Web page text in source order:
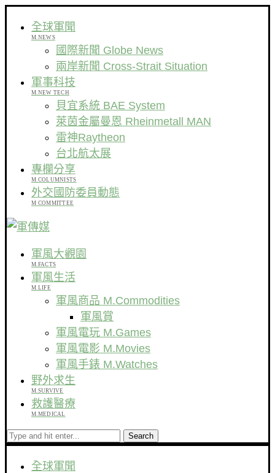
全球軍聞
M.NEWS
國際新聞 Globe News
兩岸新聞 Cross-Strait Situation
軍事科技
M.NEW TECH
貝宜系統 BAE System
萊茵金屬曼恩 Rheinmetall MAN
雷神Raytheon
台北航太展
專欄分享
M.COLUMNISTS
外交國防委員動態
M COMMITTEE
軍風大觀園
M.FACTS
軍風生活
M.LIFE
軍風商品 M.Commodities
軍風賞
軍風電玩 M.Games
軍風電影 M.Movies
軍風手錶 M.Watches
野外求生
M.SURVIVE
救護醫療
M.MEDICAL
Search
全球軍聞